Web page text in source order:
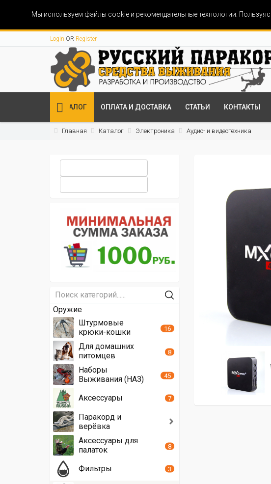
Мы используем файлы cookie и рекомендательные технологии.
Login OR Register
КАТАЛОГ ОПЛАТА И ДОСТАВКА СТАТЬИ КОНТАКТЫ
Главная Каталог Электроника Аудио- и видеотехника
Оружие
Штурмовые
крюки-кошки
16
Для домашних
питомцев
8
Наборы
Выживания (НАЗ)
45
Аксессуары 7
Паракорд и
верёвка
Аксессуары для
палаток
8
Фильтры 3